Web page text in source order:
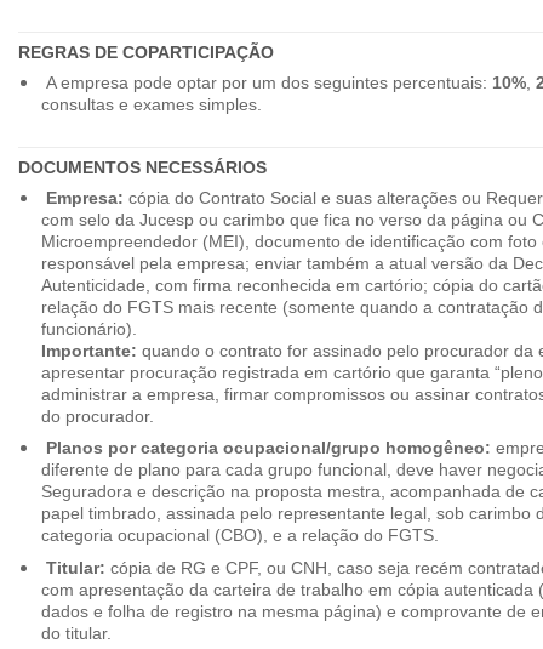
REGRAS DE COPARTICIPAÇÃO
A empresa pode optar por um dos seguintes percentuais: 10%,
consultas e exames simples.
DOCUMENTOS NECESSÁRIOS
Empresa: cópia do Contrato Social e suas alterações ou
com selo da Jucesp ou carimbo que fica no verso da página ou
Microempreendedor (MEI), documento de identificação com foto
responsável pela empresa; enviar também a atual versão da
Autenticidade, com firma reconhecida em cartório; cópia do
relação do FGTS mais recente (somente quando a contratação
funcionário).
Importante: quando o contrato for assinado pelo procurador da
apresentar procuração registrada em cartório que garanta
administrar a empresa, firmar compromissos ou assinar
do procurador.
Planos por categoria ocupacional/grupo homogêneo:
diferente de plano para cada grupo funcional, deve haver
Seguradora e descrição na proposta mestra, acompanhada de
papel timbrado, assinada pelo representante legal, sob carimbo
categoria ocupacional (CBO), e a relação do FGTS.
Titular: cópia de RG e CPF, ou CNH, caso seja recém
com apresentação da carteira de trabalho em cópia autenticada
dados e folha de registro na mesma página) e comprovante de
do titular.